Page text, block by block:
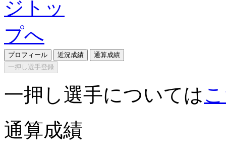
プロフィール 近況成績
通算成績
一押し選手登録
一押し選手については
通算成績